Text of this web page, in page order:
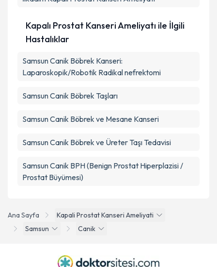
Ana Sayfa
Kapali Prostat Kanseri Ameliyati
Samsun
Canik
Kapalı Prostat Kanseri Ameliyatı ile İlgili
Hastalıklar
Samsun Canik Böbrek Kanseri:
Laparoskopik/Robotik Radikal nefrektomi
Samsun Canik Böbrek Taşları
Samsun Canik Böbrek ve Mesane Kanseri
Samsun Canik Böbrek ve Üreter Taşı Tedavisi
Samsun Canik BPH (Benign Prostat Hiperplazisi /
Prostat Büyümesi)